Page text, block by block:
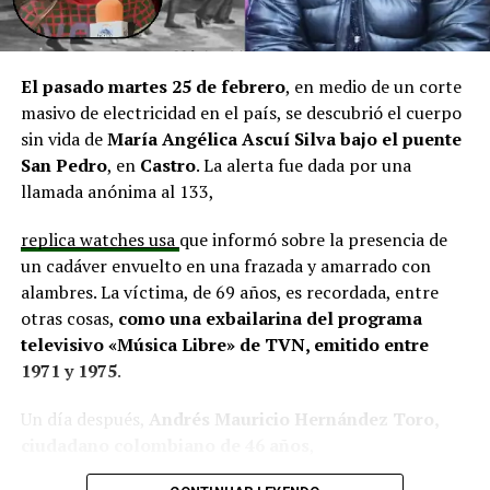
El alcalde de Quemchi, Javier Ugarte, expresó una
situación similar, señalando que en su comuna tienen
proyectos elegibles tanto en PMU como en PMB, pero
que hasta la fecha no han recibido respuesta clara sobre
si se entregarán los recursos.“Preocupa esta situación,
estos son proyectos que vienen trabajándose desde
hace tiempo y que hoy están en riesgo por la falta de
En la comuna deCuraco de Vélez, la alcaldesa Javiera
Yáñezindicó que históricamente la Subdere ha apoyado
a los municipios en diversos proyectos y que confía en
que durante el año se asignen nuevos recursos, aunque
reconoció una disminución evidente en comparación
ha presentado iniciativas por más de 200 millones de
a los esfuerzos, los fondos aún no han llegado,
El pasado martes 25 de febrero, en medio de un corte
masivo de electricidad en el país, se descubrió el cuerpo
sin vida deMaría Angélica Ascuí Silvabajo el puente
San Pedro, en Castro. La alerta fue dada por una
llamada anónima al 133,
replica watches usa que informó sobre la presencia de
un cadáver envuelto en una frazada y amarrado con
alambres. La víctima, de 69 años, es recordada, entre
otras cosas, como una exbailarina del programa
televisivo «Música Libre» de TVN, emitido entre
1971 y 1975.
Un día después,
Andrés Mauricio Hernández Toro,